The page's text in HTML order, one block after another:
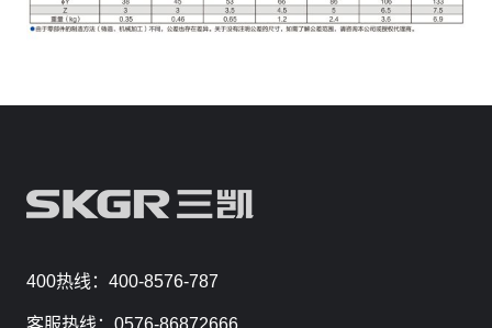
400热线：400-8576-787
客服热线：0576-86872666